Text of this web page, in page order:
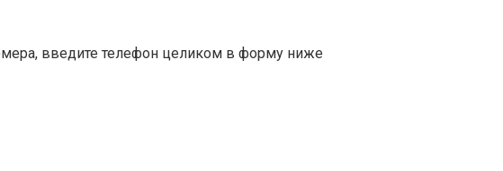
введите телефон целиком в форму ниже